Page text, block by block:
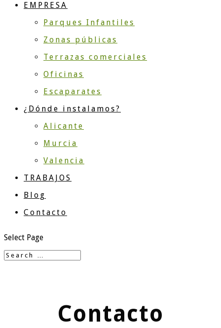
EMPRESA
Parques Infantiles
Zonas públicas
Terrazas comerciales
Oficinas
Escaparates
¿Dónde instalamos?
Alicante
Murcia
Valencia
TRABAJOS
Blog
Contacto
Select Page
Contacto